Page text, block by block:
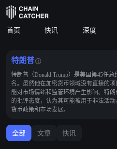
首页 快讯 深度
特朗普
特朗普（Donald Trump）是美国第45任
名。虽然他在加密货币领域没有直接的
能对市场情绪和监管环境产生影响。特
的批评态度，认为其可能被用于非法活
货币政策和市场发展。
全部 文章 快讯